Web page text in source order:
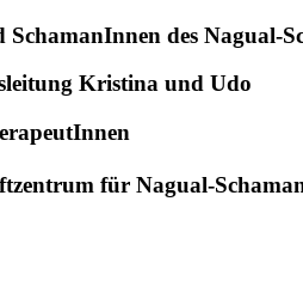
des Nagual-
Kristina und Udo
für Nagual-